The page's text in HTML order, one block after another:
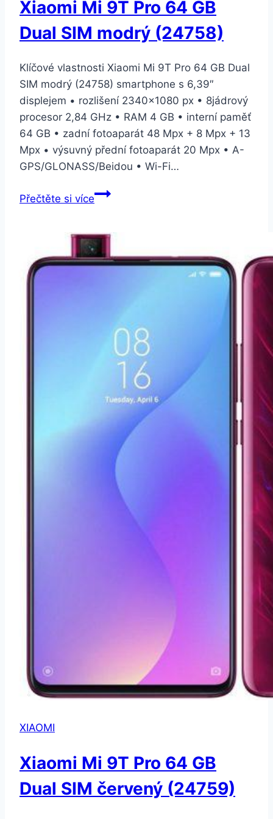
Xiaomi Mi 9T Pro 64 GB
Dual SIM modrý (24758)
Klíčové vlastnosti Xiaomi Mi 9T Pro 64 GB Dual
SIM modrý (24758) smartphone s 6,39″
displejem • rozlišení 2340×1080 px • 8jádrový
procesor 2,84 GHz • RAM 4 GB • interní paměť
64 GB • zadní fotoaparát 48 Mpx + 8 Mpx + 13
Mpx • výsuvný přední fotoaparát 20 Mpx • A-
GPS/GLONASS/Beidou • Wi-Fi…
Přečtěte si víceXiaomi
Pro
64
modrý
XIAOMI
Xiaomi Mi 9T Pro 64 GB
Dual SIM červený (24759)